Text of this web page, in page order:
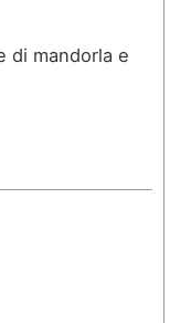
di mandorla e